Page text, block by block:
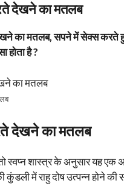
देखने का मतलब
मतलब, सपने में सेक्स करते
होता है ?
देखने का मतलब
शास्त्र के अनुसार यह एक
में राहु दोष उत्पन्न होने की